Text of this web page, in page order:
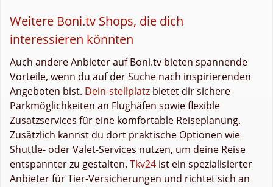
Weitere Boni.tv Shops, die dich
interessieren könnten
Auch andere Anbieter auf Boni.tv bieten spannende
Vorteile, wenn du auf der Suche nach inspirierenden
Angeboten bist. Dein-stellplatz bietet dir sichere
Parkmöglichkeiten an Flughäfen sowie flexible
Zusatzservices für eine komfortable Reiseplanung.
Zusätzlich kannst du dort praktische Optionen wie
Shuttle- oder Valet-Services nutzen, um deine Reise
entspannter zu gestalten. Tkv24 ist ein spezialisierter
Anbieter für Tier‑Versicherungen und richtet sich an